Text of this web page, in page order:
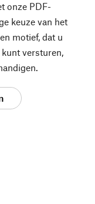
onze PDF-
keuze van het
motief, dat u
versturen,